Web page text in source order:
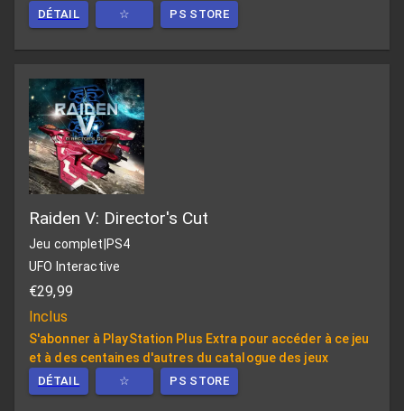
DÉTAIL ☆ PS STORE
Raiden V: Director's Cut
Jeu complet PS4
UFO Interactive
€29,99
Inclus
S'abonner à PlayStation Plus Extra pour accéder à ce jeu
et à des centaines d'autres du catalogue des jeux
DÉTAIL ☆ PS STORE